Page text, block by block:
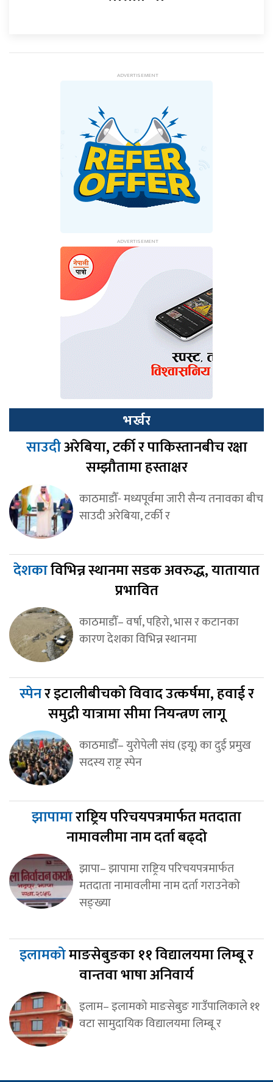
भर्खर
साउदीअरेबिया, टर्की र पाकिस्तानबीच रक्षा
सम्झौतामा हस्ताक्षर
काठमाडौँ- मध्यपूर्वमा जारी सैन्य तनावका बीच
साउदी अरेबिया, टर्की र
देशकाविभिन्न स्थानमा सडक अवरुद्ध, यातायात
प्रभावित
काठमाडौँ– वर्षा, पहिरो, भास र कटानका
कारण देशका विभिन्न स्थानमा
स्पेनर इटालीबीचको विवाद उत्कर्षमा, हवाई र
समुद्री यात्रामा सीमा नियन्त्रण लागू
काठमाडौँ– युरोपेली संघ (इयू) का दुई प्रमुख
सदस्य राष्ट्र स्पेन
झापामाराष्ट्रिय परिचयपत्रमार्फत मतदाता
नामावलीमा नाम दर्ता बढ्दो
झापा– झापामा राष्ट्रिय परिचयपत्रमार्फत
मतदाता नामावलीमा नाम दर्ता गराउनेको
सङ्ख्या
इलामकोमाङसेबुङका ११ विद्यालयमा लिम्बू र
वान्तवा भाषा अनिवार्य
इलाम– इलामको माङसेबुङ गाउँपालिकाले ११
वटा सामुदायिक विद्यालयमा लिम्बू र